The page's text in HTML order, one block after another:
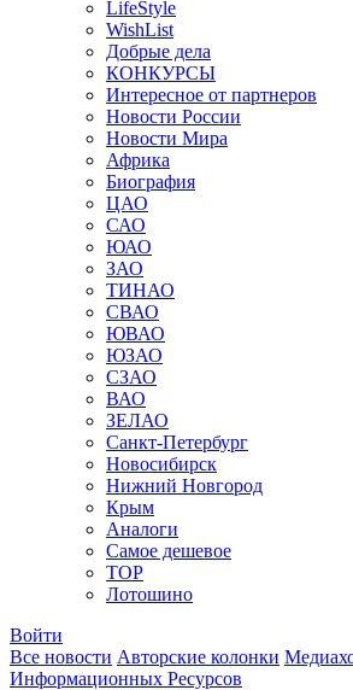
LifeStyle
WishList
Добрые дела
КОНКУРСЫ
Интересное от партнеров
Новости России
Новости Мира
Африка
Биография
ЦАО
САО
ЮАО
ЗАО
ТИНАО
СВАО
ЮВАО
ЮЗАО
СЗАО
ВАО
ЗЕЛАО
Санкт-Петербург
Новосибирск
Нижний Новгород
Крым
Аналоги
Самое дешевое
TOP
Лотошино
Войти
Все новости Авторские колонки
Информационных Ресурсов